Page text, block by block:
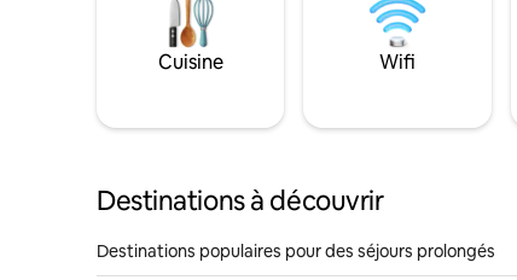
Cuisine Wifi
Destinations à découvrir
Destinations populaires pour des séjours prolongés